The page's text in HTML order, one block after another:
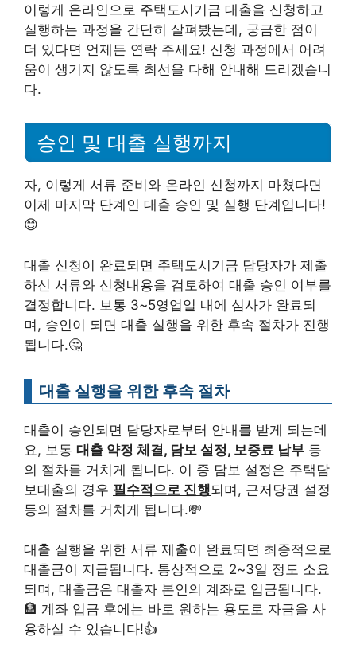
이렇게 온라인으로 주택도시기금 대출을 신청하고
실행하는 과정을 간단히 살펴봤는데, 궁금한 점이
더 있다면 언제든 연락 주세요! 신청 과정에서 어려
움이 생기지 않도록 최선을 다해 안내해 드리겠습니
다.
승인 및 대출 실행까지
자, 이렇게 서류 준비와 온라인 신청까지 마쳤다면
이제 마지막 단계인 대출 승인 및 실행 단계입니다!
😊
대출 신청이 완료되면 주택도시기금 담당자가 제출
하신 서류와 신청내용을 검토하여 대출 승인 여부를
결정합니다. 보통 3~5영업일 내에 심사가 완료되
며, 승인이 되면 대출 실행을 위한 후속 절차가 진행
됩니다.🤔
대출 실행을 위한 후속 절차
대출이 승인되면 담당자로부터 안내를 받게 되는데
요, 보통 대출 약정 체결, 담보 설정, 보증료 납부 등
의 절차를 거치게 됩니다. 이 중 담보 설정은 주택담
보대출의 경우 필수적으로 진행되며, 근저당권 설정
등의 절차를 거치게 됩니다.💸
대출 실행을 위한 서류 제출이 완료되면 최종적으로
대출금이 지급됩니다. 통상적으로 2~3일 정도 소요
되며, 대출금은 대출자 본인의 계좌로 입금됩니다.
🏦 계좌 입금 후에는 바로 원하는 용도로 자금을 사
용하실 수 있습니다!👍